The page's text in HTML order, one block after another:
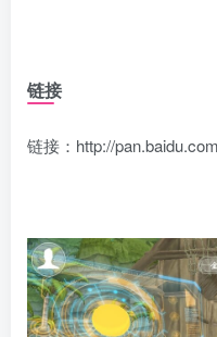
链接
链接：http://